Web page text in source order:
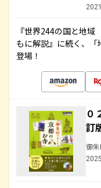
『世界244の国と地
もに解説』に続く、
登場！
０
訂
御